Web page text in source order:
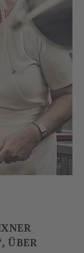
ÜBER